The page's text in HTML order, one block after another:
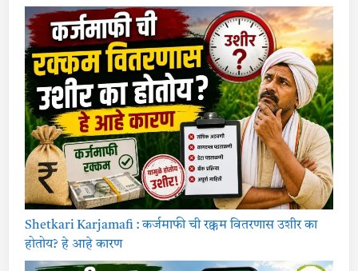
Shetkari Karjamafi : कर्जमाफी ची रक्कम वितरणास उशीर का
होतोय? हे आहे कारण